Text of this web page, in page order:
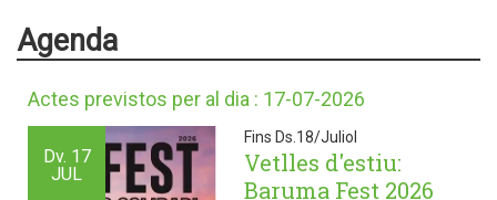
Agenda
Actes previstos per al dia : 17-07-2026
Dv. 17
JUL
Fins Ds.18/Juliol
Vetlles d'estiu:
Baruma Fest 2026